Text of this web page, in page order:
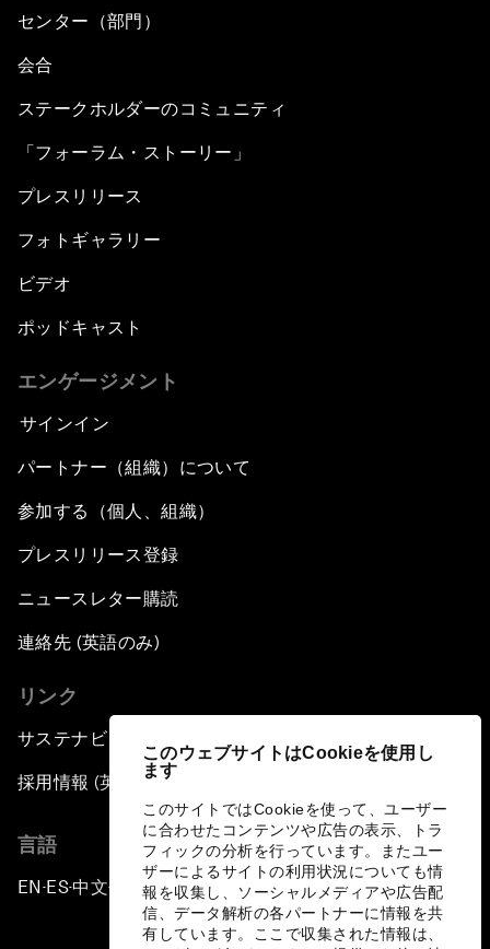
このウェブサイトはCookieを使用し
ます
このサイトではCookieを使って、ユーザー
に合わせたコンテンツや広告の表示、トラ
フィックの分析を行っています。またユー
ザーによるサイトの利用状況についても情
報を収集し、ソーシャルメディアや広告配
信、データ解析の各パートナーに情報を共
有しています。ここで収集された情報は、
Opening Plenary with Premier Li Keqiang
The New Climate Context
Dot.com Again?
New Champions Plenary: Creating Value
through Innovation
An Insight, An Idea with Kaushik Basu
The Health Advantage
Forum Debate: Financial Fault Lines
Global Science Outlook
China: The Next Innovation Nation
Forum Debate: Chrome-Collar Jobs
The Gender Advantage
Special Performance: Pushing the Limits
Closing Remarks
センター（部門）
会合
ステークホルダーのコミュニティ
「フォーラム・ストーリー」
プレスリリース
フォトギャラリー
ビデオ
ポッドキャスト
エンゲージメント
サインイン
パートナー（組織）について
参加する（個人、組織）
プレスリリース登録
ニュースレター購読
連絡先 (英語のみ)
リンク
サステナビリティへの取り組み
採用情報 (英語のみ)
言語
EN ▪ES▪中文▪ 日本語